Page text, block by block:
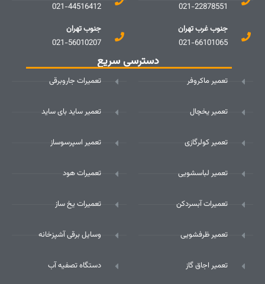
021-22878551
جنوب غرب تهران
021-66101065
021-44516412
جنوب تهران
021-56010207
دسترسی سریع
تعمیر ماکروفر
تعمیر یخچال
تعمیر کولرگازی
تعمیر لباسشویی
تعمیرات آبسردکن
تعمیر ظرفشویی
تعمیر اجاق گاز
تعمیرات جاروبرقی
تعمیر ساید بای ساید
تعمیر اسپرسوساز
تعمیرات هود
تعمیرات یخ ساز
وسایل برقی آشپزخانه
دستگاه تصفیه آب